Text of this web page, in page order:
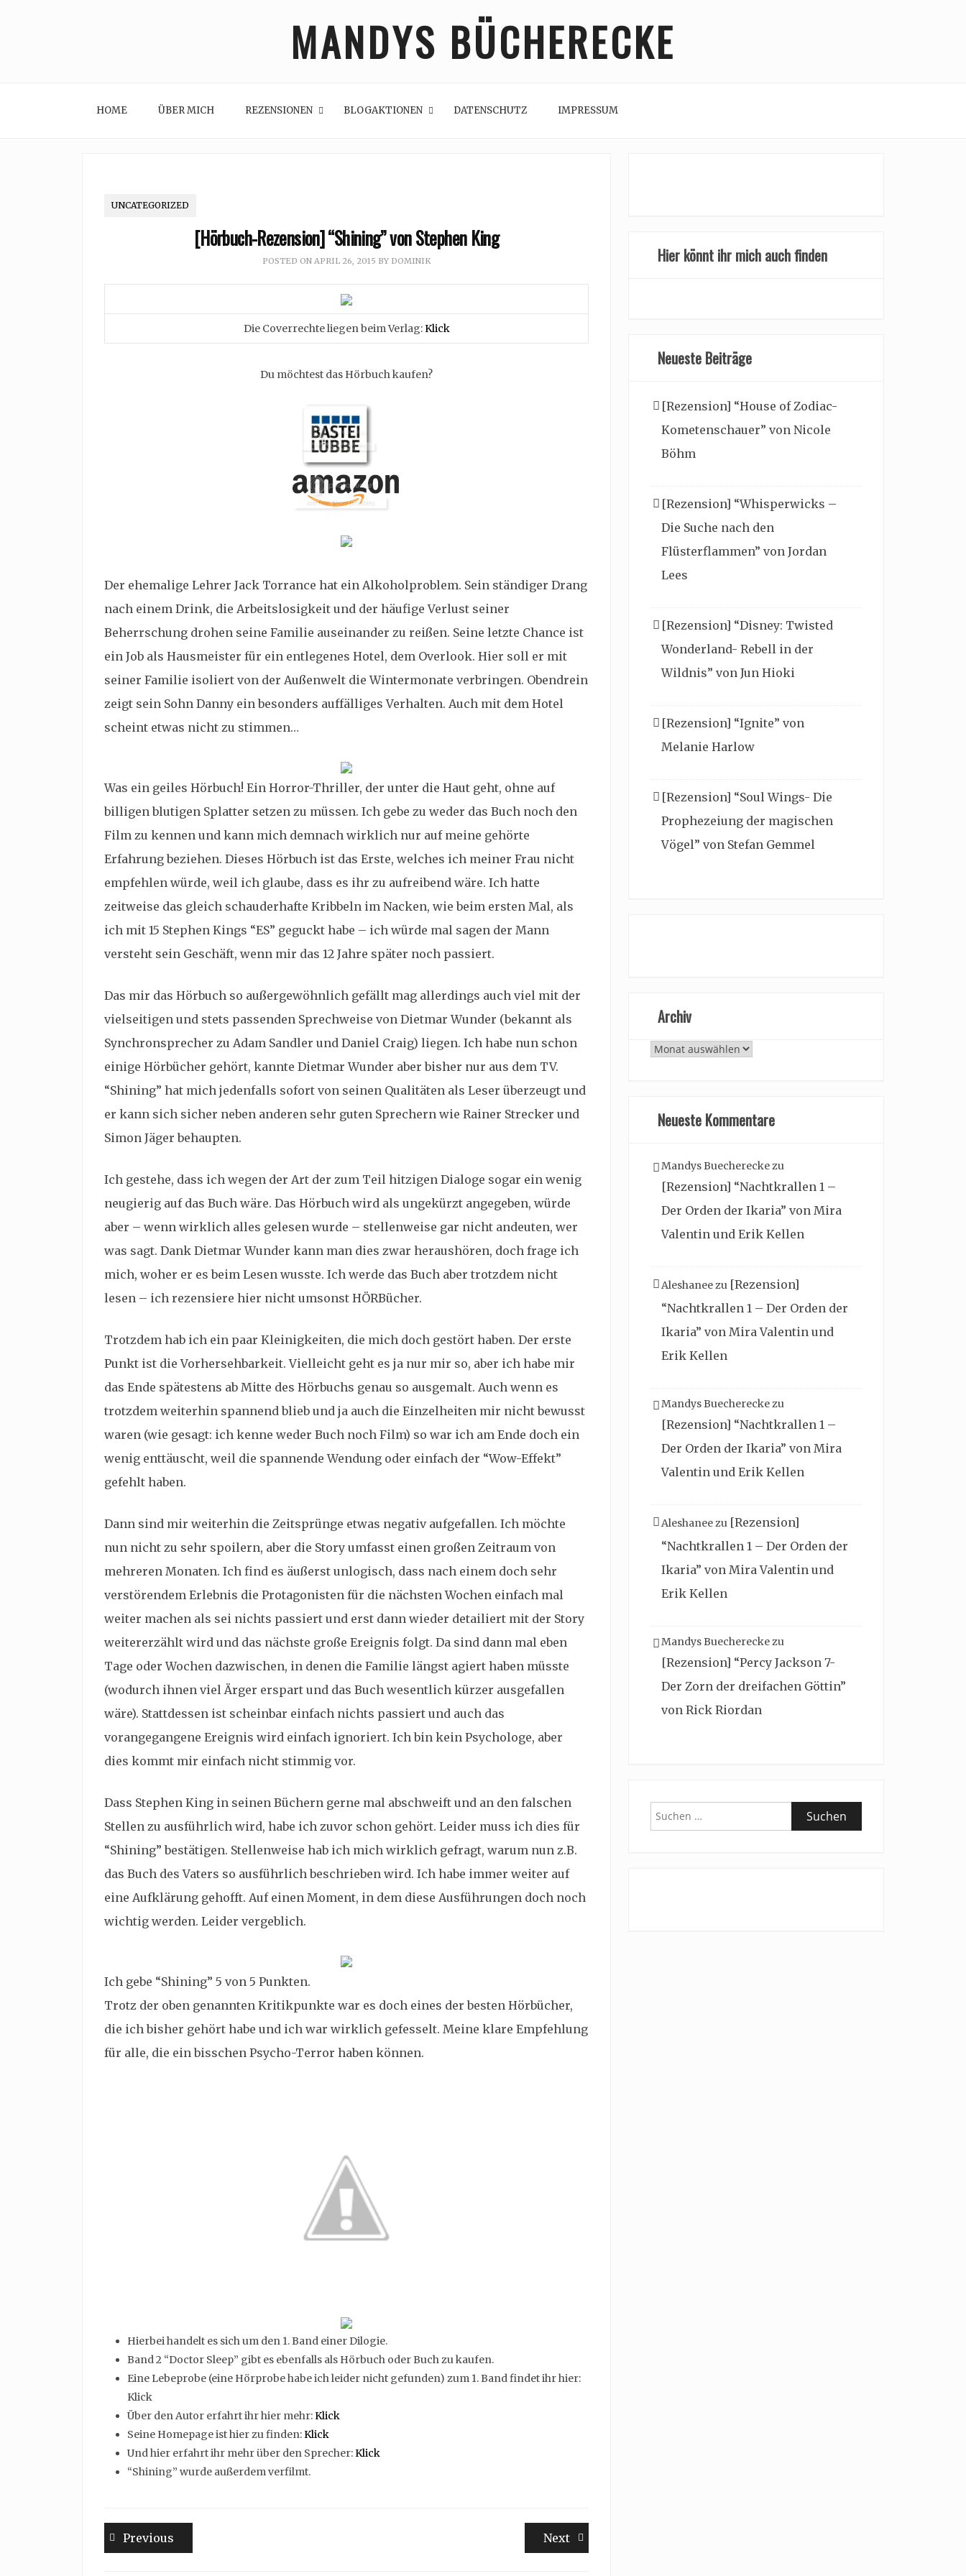
MANDYS BÜCHERECKE
HOME ÜBER MICH REZENSIONEN BLOGAKTIONEN DATENSCHUTZ IMPRESSUM
UNCATEGORIZED
[Hörbuch-Rezension] “Shining” von Stephen King
POSTED ON APRIL 26, 2015 BY DOMINIK
Die Coverrechte liegen beim Verlag:Klick
Du möchtest das Hörbuch kaufen?
Der ehemalige Lehrer Jack Torrance hat ein Alkoholproblem. Sein ständiger Drang
nach einem Drink, die Arbeitslosigkeit und der häufige Verlust seiner
Beherrschung drohen seine Familie auseinander zu reißen. Seine letzte Chance ist
ein Job als Hausmeister für ein entlegenes Hotel, dem Overlook. Hier soll er mit
seiner Familie isoliert von der Außenwelt die Wintermonate verbringen. Obendrein
zeigt sein Sohn Danny ein besonders auffälliges Verhalten. Auch mit dem Hotel
scheint etwas nicht zu stimmen…
Was ein geiles Hörbuch! Ein Horror-Thriller, der unter die Haut geht, ohne auf
billigen blutigen Splatter setzen zu müssen. Ich gebe zu weder das Buch noch den
Film zu kennen und kann mich demnach wirklich nur auf meine gehörte
Erfahrung beziehen. Dieses Hörbuch ist das Erste, welches ich meiner Frau nicht
empfehlen würde, weil ich glaube, dass es ihr zu aufreibend wäre. Ich hatte
zeitweise das gleich schauderhafte Kribbeln im Nacken, wie beim ersten Mal, als
ich mit 15 Stephen Kings “ES” geguckt habe – ich würde mal sagen der Mann
versteht sein Geschäft, wenn mir das 12 Jahre später noch passiert.
Das mir das Hörbuch so außergewöhnlich gefällt mag allerdings auch viel mit der
vielseitigen und stets passenden Sprechweise von Dietmar Wunder (bekannt als
Synchronsprecher zu Adam Sandler und Daniel Craig) liegen. Ich habe nun schon
einige Hörbücher gehört, kannte Dietmar Wunder aber bisher nur aus dem TV.
“Shining” hat mich jedenfalls sofort von seinen Qualitäten als Leser überzeugt und
er kann sich sicher neben anderen sehr guten Sprechern wie Rainer Strecker und
Simon Jäger behaupten.
Ich gestehe, dass ich wegen der Art der zum Teil hitzigen Dialoge sogar ein wenig
neugierig auf das Buch wäre. Das Hörbuch wird als ungekürzt angegeben, würde
aber – wenn wirklich alles gelesen wurde – stellenweise gar nicht andeuten, wer
was sagt. Dank Dietmar Wunder kann man dies zwar heraushören, doch frage ich
mich, woher er es beim Lesen wusste. Ich werde das Buch aber trotzdem nicht
lesen – ich rezensiere hier nicht umsonst HÖRBücher.
Trotzdem hab ich ein paar Kleinigkeiten, die mich doch gestört haben. Der erste
Punkt ist die Vorhersehbarkeit. Vielleicht geht es ja nur mir so, aber ich habe mir
das Ende spätestens ab Mitte des Hörbuchs genau so ausgemalt. Auch wenn es
trotzdem weiterhin spannend blieb und ja auch die Einzelheiten mir nicht bewusst
waren (wie gesagt: ich kenne weder Buch noch Film) so war ich am Ende doch ein
wenig enttäuscht, weil die spannende Wendung oder einfach der “Wow-Effekt”
gefehlt haben.
Dann sind mir weiterhin die Zeitsprünge etwas negativ aufgefallen. Ich möchte
nun nicht zu sehr spoilern, aber die Story umfasst einen großen Zeitraum von
mehreren Monaten. Ich find es äußerst unlogisch, dass nach einem doch sehr
verstörendem Erlebnis die Protagonisten für die nächsten Wochen einfach mal
weiter machen als sei nichts passiert und erst dann wieder detailiert mit der Story
weitererzählt wird und das nächste große Ereignis folgt. Da sind dann mal eben
Tage oder Wochen dazwischen, in denen die Familie längst agiert haben müsste
(wodurch ihnen viel Ärger erspart und das Buch wesentlich kürzer ausgefallen
wäre). Stattdessen ist scheinbar einfach nichts passiert und auch das
vorangegangene Ereignis wird einfach ignoriert. Ich bin kein Psychologe, aber
dies kommt mir einfach nicht stimmig vor.
Dass Stephen King in seinen Büchern gerne mal abschweift und an den falschen
Stellen zu ausführlich wird, habe ich zuvor schon gehört. Leider muss ich dies für
“Shining” bestätigen. Stellenweise hab ich mich wirklich gefragt, warum nun z.B.
das Buch des Vaters so ausführlich beschrieben wird. Ich habe immer weiter auf
eine Aufklärung gehofft. Auf einen Moment, in dem diese Ausführungen doch noch
wichtig werden. Leider vergeblich.
Ich gebe “Shining” 5 von 5 Punkten.
Trotz der oben genannten Kritikpunkte war es doch eines der besten Hörbücher,
die ich bisher gehört habe und ich war wirklich gefesselt. Meine klare Empfehlung
für alle, die ein bisschen Psycho-Terror haben können.
Hierbei handelt es sich um den 1. Band einer Dilogie.
Band 2 “Doctor Sleep” gibt es ebenfalls als Hörbuch oder Buch zu kaufen.
Eine Lebeprobe (eine Hörprobe habe ich leider nicht gefunden) zum 1. Band findet ihr hier:
Klick
Über den Autor erfahrt ihr hier mehr:Klick
Seine Homepage ist hier zu finden:Klick
Und hier erfahrt ihr mehr über den Sprecher:Klick
“Shining” wurde außerdem verfilmt.
Beitragsnavigation
Previous NextNext
Hier könnt ihr mich auch finden
Neueste Beiträge
[Rezension] “House of Zodiac-
Kometenschauer” von Nicole
Böhm
[Rezension] “Whisperwicks –
Die Suche nach den
Flüsterflammen” von Jordan
Lees
[Rezension] “Disney: Twisted
Wonderland- Rebell in der
Wildnis” von Jun Hioki
[Rezension] “Ignite” von
Melanie Harlow
[Rezension] “Soul Wings- Die
Prophezeiung der magischen
Vögel” von Stefan Gemmel
Archiv
Archiv
Neueste Kommentare
Mandys Buechereckezu
[Rezension] “Nachtkrallen 1 –
Der Orden der Ikaria” von Mira
Valentin und Erik Kellen
Aleshaneezu [Rezension]
“Nachtkrallen 1 – Der Orden der
Ikaria” von Mira Valentin und
Erik Kellen
Mandys Buechereckezu
[Rezension] “Nachtkrallen 1 –
Der Orden der Ikaria” von Mira
Valentin und Erik Kellen
Aleshaneezu [Rezension]
“Nachtkrallen 1 – Der Orden der
Ikaria” von Mira Valentin und
Erik Kellen
Mandys Buechereckezu
[Rezension] “Percy Jackson 7-
Der Zorn der dreifachen Göttin”
von Rick Riordan
Suchen
nach: